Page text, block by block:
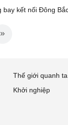
Thế giới quanh ta
Khởi nghiệp